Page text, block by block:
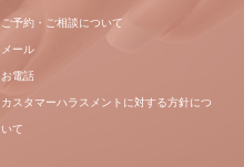
ご予約・ご相談について
メール
お電話
カスタマーハラスメントに対する方針につ
いて